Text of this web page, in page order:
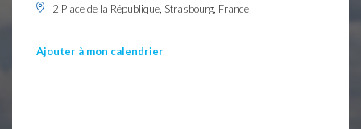
2 Place de la République, Strasbourg, France
Ajouter à mon calendrier